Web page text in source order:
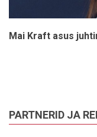
Mai Kraft asus
PARTNERID JA